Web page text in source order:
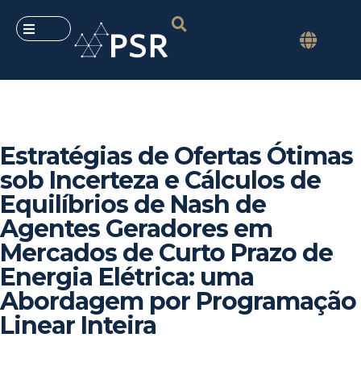
Estratégias de Ofertas Ótimas
sob Incerteza e Cálculos de
Equilí­brios de Nash de
Agentes Geradores em
Mercados de Curto Prazo de
Energia Elétrica: uma
Abordagem por Programação
Linear Inteira